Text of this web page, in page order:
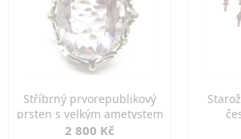
Stříbrný prvorepublikový
prsten s velkým ametystem
2 800 Kč